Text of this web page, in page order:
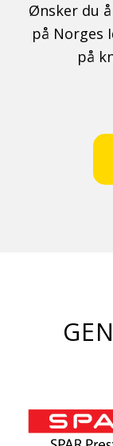
Ønsker du
på Norges
på